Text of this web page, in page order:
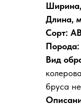
Длина,
Сорт:
Порода:
Вид
бруса